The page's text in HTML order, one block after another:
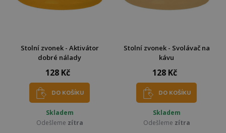
Stolní zvonek - Aktivátor
dobré nálady
128 Kč
DO KOŠÍKU
Skladem
Odešleme zítra
Stolní zvonek - Svolávač na
kávu
128 Kč
DO KOŠÍKU
Skladem
Odešleme zítra